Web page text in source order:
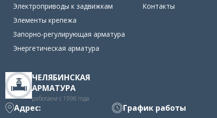
Электроприводы к задвижкам
Элементы крепежа
Запорно-регулирующая арматура
Энергетическая арматура
Контакты
ЧЕЛЯБИНСКАЯ
АРМАТУРА
работаем с 1998 года
Адрес: График работы